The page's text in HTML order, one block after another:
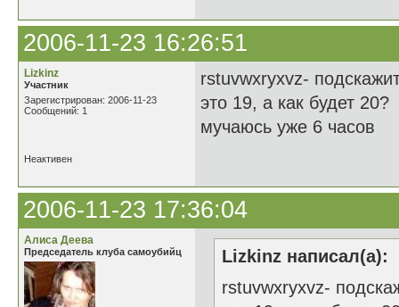
2006-11-23 16:26:51
Lizkinz
Участник
Зарегистрирован: 2006-11-23
Сообщений: 1
rstuvwxryxvz-
это 19, а как будет 20?
мучаюсь уже 6 часов
Неактивен
2006-11-23 17:36:04
Алиса Деева
Председатель клуба самоубийц
Lizkinz написал(а):
rstuvwxryxvz-